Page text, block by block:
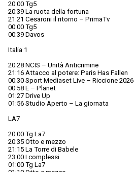
20:00 Tg5
20:39 La ruota della fortuna
21:21 Cesaroni il ritorno – PrimaTv
00:00 Tg5
00:39 Davos
Italia 1
20:28 NCIS – Unità Anticrimine
21:16 Attacco al potere: Paris Has Fallen
00:30 Sport Mediaset Live – Riccione 2026
00:58 E – Planet
01:27 Drive Up
01:56 Studio Aperto – La giornata
LA7
20:00 Tg La7
20:35 Otto e mezzo
21:15 La Torre di Babele
23:00 I complessi
01:00 Tg La7